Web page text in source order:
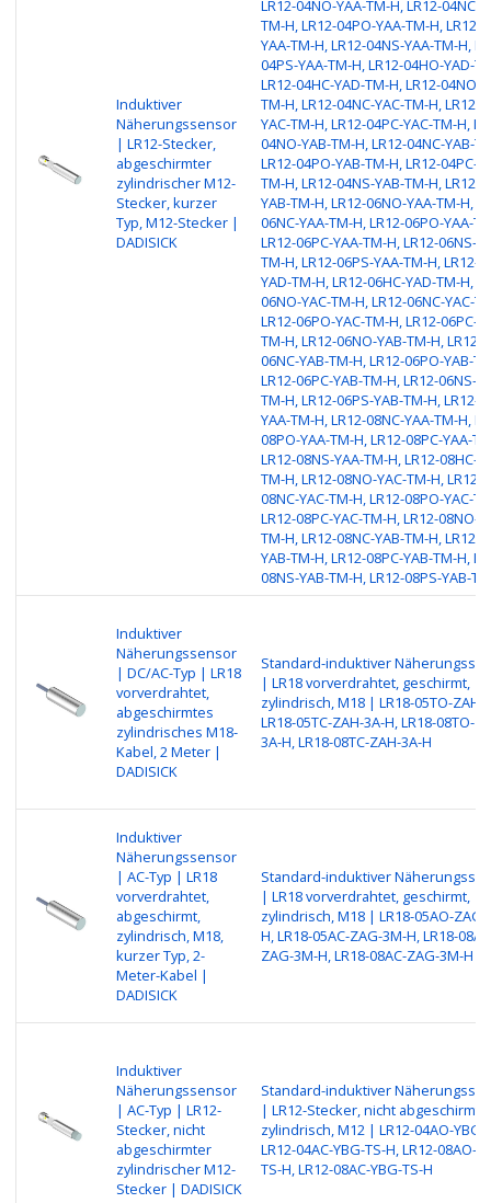
Induktiver
Näherungssensor
| LR12-Stecker,
abgeschirmter
zylindrischer M12-
Stecker, kurzer
Typ, M12-Stecker |
DADISICK
LR12-04NO-YAA-TM-H, LR12-04NC-
TM-H, LR12-04PO-YAA-TM-H, LR12-
YAA-TM-H, LR12-04NS-YAA-TM-H,
04PS-YAA-TM-H, LR12-04HO-YAD-
LR12-04HC-YAD-TM-H, LR12-04NO-
TM-H, LR12-04NC-YAC-TM-H, LR12-
YAC-TM-H, LR12-04PC-YAC-TM-H,
04NO-YAB-TM-H, LR12-04NC-YAB-
LR12-04PO-YAB-TM-H, LR12-04PC-
TM-H, LR12-04NS-YAB-TM-H, LR12-
YAB-TM-H, LR12-06NO-YAA-TM-H,
06NC-YAA-TM-H, LR12-06PO-YAA-
LR12-06PC-YAA-TM-H, LR12-06NS-
TM-H, LR12-06PS-YAA-TM-H, LR12-
YAD-TM-H, LR12-06HC-YAD-TM-H,
06NO-YAC-TM-H, LR12-06NC-YAC-
LR12-06PO-YAC-TM-H, LR12-06PC-
TM-H, LR12-06NO-YAB-TM-H, LR12-
06NC-YAB-TM-H, LR12-06PO-YAB-
LR12-06PC-YAB-TM-H, LR12-06NS-
TM-H, LR12-06PS-YAB-TM-H, LR12-
YAA-TM-H, LR12-08NC-YAA-TM-H,
08PO-YAA-TM-H, LR12-08PC-YAA-
LR12-08NS-YAA-TM-H, LR12-08HC-
TM-H, LR12-08NO-YAC-TM-H, LR12-
08NC-YAC-TM-H, LR12-08PO-YAC-
LR12-08PC-YAC-TM-H, LR12-08NO-
TM-H, LR12-08NC-YAB-TM-H, LR12-
YAB-TM-H, LR12-08PC-YAB-TM-H,
08NS-YAB-TM-H, LR12-08PS-YAB-
Induktiver
Näherungssensor
| DC/AC-Typ | LR18
vorverdrahtet,
abgeschirmtes
zylindrisches M18-
Kabel, 2 Meter |
DADISICK
Standard-induktiver
| LR18 vorverdrahtet, geschirmt,
zylindrisch, M18 | LR18-05TO-ZAH-
LR18-05TC-ZAH-3A-H, LR18-08TO-
3A-H, LR18-08TC-ZAH-3A-H
Induktiver
Näherungssensor
| AC-Typ | LR18
vorverdrahtet,
abgeschirmt,
zylindrisch, M18,
kurzer Typ, 2-
Meter-Kabel |
DADISICK
Standard-induktiver
| LR18 vorverdrahtet, geschirmt,
zylindrisch, M18 | LR18-05AO-ZAG-
H, LR18-05AC-ZAG-3M-H, LR18-
ZAG-3M-H, LR18-08AC-ZAG-3M-H
Induktiver
Näherungssensor
| AC-Typ | LR12-
Stecker, nicht
abgeschirmter
zylindrischer M12-
Stecker | DADISICK
Standard-induktiver
| LR12-Stecker, nicht abgeschirmt,
zylindrisch, M12 | LR12-04AO-YBG-
LR12-04AC-YBG-TS-H, LR12-08AO-
TS-H, LR12-08AC-YBG-TS-H